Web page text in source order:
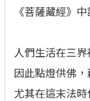
《菩薩藏經》
人們生活在三
因此點燈供佛
尤其在這末法